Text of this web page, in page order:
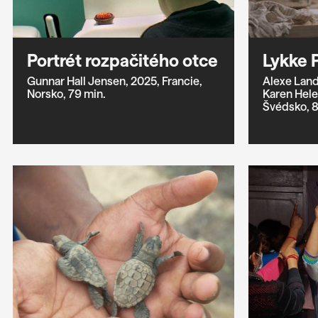
Portrét rozpačitého otce
Gunnar Hall Jensen, 2025, Francie,
Norsko, 79 min.
Lykke
Alexe
Karen
Švédsko,